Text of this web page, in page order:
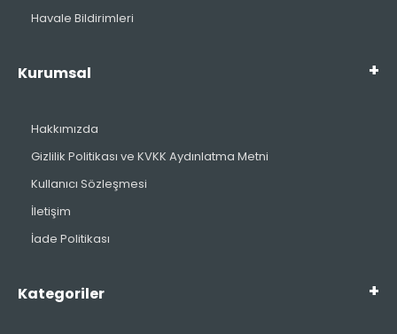
Havale Bildirimleri
Kurumsal
Hakkımızda
Gizlilik Politikası ve KVKK Aydınlatma Metni
Kullanıcı Sözleşmesi
İletişim
İade Politikası
Kategoriler